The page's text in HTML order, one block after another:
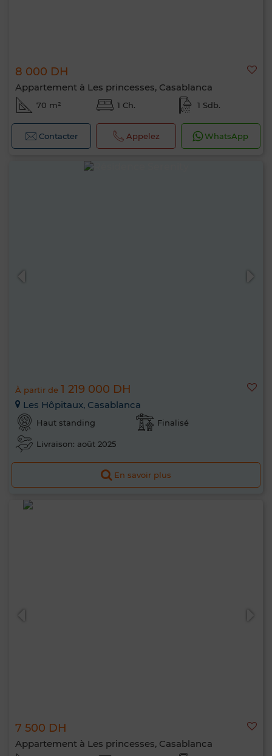
8 000 DH
Appartement à Les princesses, Casablanca
70 m² 1 Ch. 1 Sdb.
Contacter Appelez WhatsApp
À partir de 1 219 000 DH
Les Hôpitaux, Casablanca
Haut standing Finalisé
Livraison: août 2025
En savoir plus
7 500 DH
Appartement à Les princesses, Casablanca